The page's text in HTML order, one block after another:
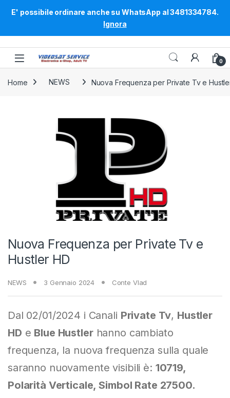
E' possibile ordinare anche su WhatsApp al 3481334784.
Ignora
Skip to navigation
Skip to content
0
Home NEWS Nuova Frequenza per Private Tv e
Nuova Frequenza per Private Tv e
Hustler HD
NEWS 3 Gennaio 2024 Conte Vlad
Dal 02/01/2024 i Canali Private Tv, Hustler
HD e Blue Hustlerhanno cambiato
frequenza, la nuova frequenza sulla quale
saranno nuovamente visibili è: 10719,
Polarità Verticale, Simbol Rate 27500.